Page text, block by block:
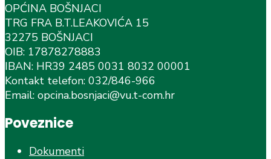
OPĆINA BOŠNJACI
TRG FRA B.T.LEAKOVIĆA 15
32275 BOŠNJACI
OIB: 17878278883
IBAN: HR39 2485 0031 8032 00001
Kontakt telefon: 032/846-966
Email: opcina.bosnjaci@vu.t-com.hr
Poveznice
Dokumenti